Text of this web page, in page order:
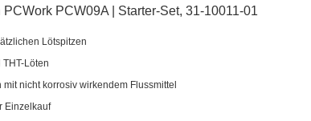
PCW09A | Starter-Set, 31-10011-01
Lötspitzen
Löten
nicht korrosiv wirkendem Flussmittel
Einzelkauf